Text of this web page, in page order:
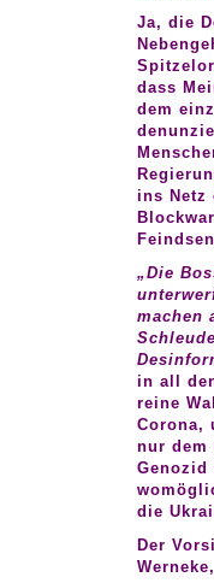
Ja, die
dass
dem
ins Netz
„Die
machen
in all
reine
Corona,
nur dem
Genozid
die
Der